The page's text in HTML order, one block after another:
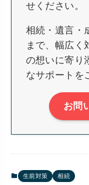
せください。
相続・遺言・
まで、幅広く
の想いに寄り
なサポートを
お問
生前対策 相続